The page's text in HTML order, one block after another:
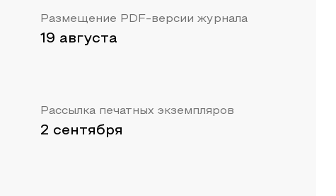
Размещение PDF-версии журнала
19 августа
Рассылка печатных экземпляров
2 сентября